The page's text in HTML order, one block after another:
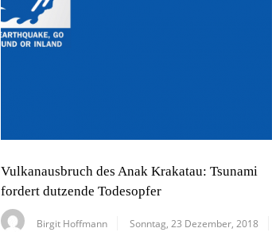
Vulkanausbruch des Anak Krakatau: Tsunami
fordert dutzende Todesopfer
Birgit Hoffmann Sonntag, 23 Dezember, 2018